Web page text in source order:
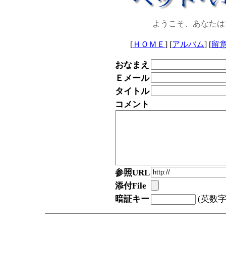
ようこそ、あなたは
[ ＨＯＭＥ ] [アルバム] [留
おなまえ
Ｅメール
タイトル
コメント
参照URL
添付File
暗証キー
(英数